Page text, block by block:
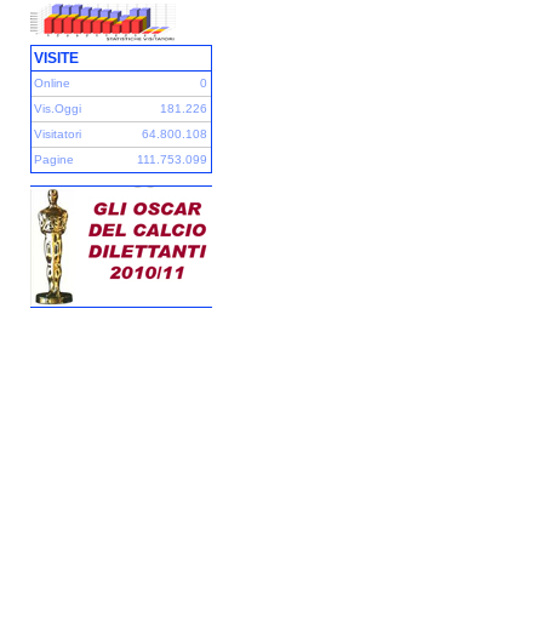
VISITE
Online
0
Vis.Oggi
181.226
Visitatori
64.800.108
Pagine
111.753.099